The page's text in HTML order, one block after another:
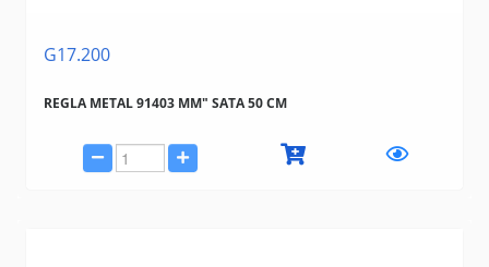
G17.200
REGLA METAL 91403 MM" SATA 50 CM